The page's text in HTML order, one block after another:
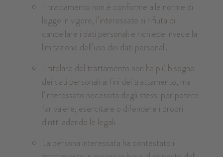
Il trattamento non è conforme alle norme di
legge in vigore, l’interessato si rifiuta di
cancellare i dati personali e richiede invece la
limitazione dell’uso dei dati personali.
Il titolare del trattamento non ha più bisogno
dei dati personali ai fini del trattamento, ma
l’interessato necessita degli stessi per potere
far valere, esercitare o difendere i propri
diritti adendo le legali.
La persona interessata ha contestato il